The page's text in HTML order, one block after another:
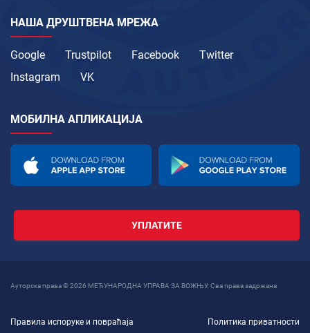
НАША ДРУШТВЕНА МРЕЖА
Google Trustpilot Facebook
Twitter
Instagram
VK
МОБИЛНА АПЛИКАЦИЈА
УПЛАТИТЕ
Ауторска права © 2026 МЕЂУНАРОДНА УПРАВА ЗА ВОЖЊУ. Сва права задржана
Правила испоруке и повраћаја Политика приватности